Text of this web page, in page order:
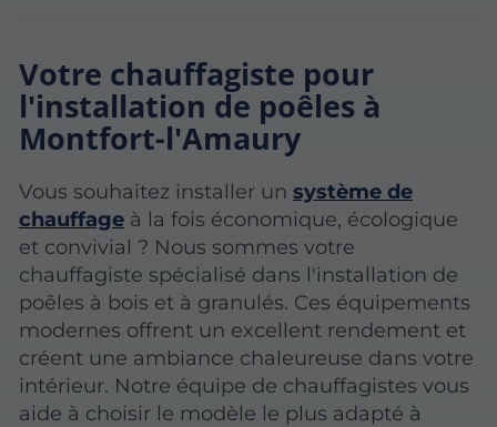
Votre chauffagiste pour
l'installation de poêles à
Montfort-l'Amaury
Vous souhaitez installer un système de
chauffage à la fois économique, écologique
et convivial ? Nous sommes votre
chauffagiste spécialisé dans l'installation de
poêles à bois et à granulés. Ces équipements
modernes offrent un excellent rendement et
créent une ambiance chaleureuse dans votre
intérieur. Notre équipe de chauffagistes vous
aide à choisir le modèle le plus adapté à